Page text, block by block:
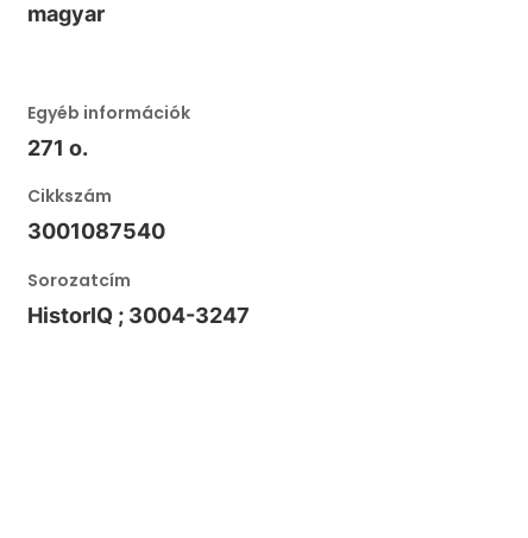
magyar
Egyéb információk
271 o.
Cikkszám
3001087540
Sorozatcím
HistorIQ ; 3004-3247